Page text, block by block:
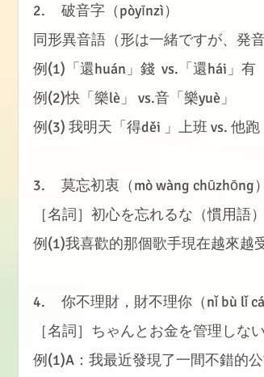
2.     破音字（pòyīnzì）
同形異音語（形は一緒ですが、発
例(1)「還huán」錢  vs.「還hái」有
例(2)快「樂lè」 vs.音「樂yuè」
例(3) 我明天「得děi 」上班 vs. 他
3.     莫忘初衷（mò wàng chūzhōng）
［名詞］初心を忘れるな（慣用語）
例(1)我喜歡的那個歌手現在越來越
4.     你不理財，財不理你（nǐ bù lǐ
［名詞］ちゃんとお金を管理しな
例(1)A：我最近發現了一間不錯的